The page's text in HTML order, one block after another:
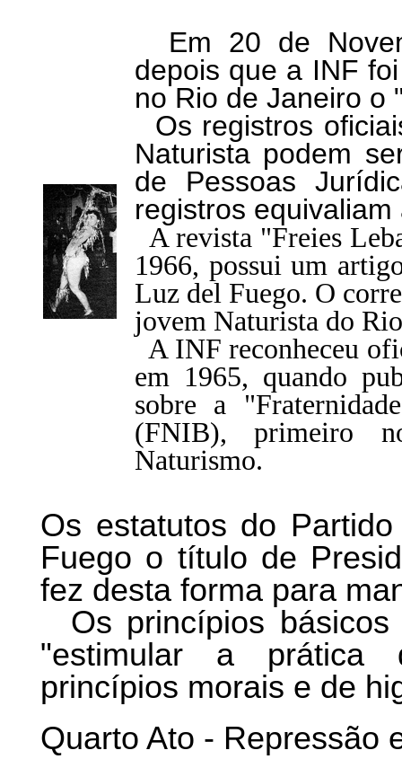
Em 20 de
depois que a INF
no Rio de Janeiro o
Os registros
Naturista podem
de Pessoas
registros
A revista "Freies
1966, possui um
Luz del Fuego. O
jovem Naturista do
A INF reconheceu
em 1965, quando
sobre a
(FNIB), primeiro
Naturismo.
Os estatutos do
Fuego o título de
fez desta forma para
Os princípios
"estimular a prática
princípios morais e de
Quarto Ato - Repressão